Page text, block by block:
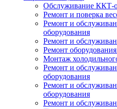
Обслуживание ККТ-
Ремонт и поверка
Ремонт и
оборудования
Ремонт и
Ремонт
Монтаж
Ремонт и
оборудования
Ремонт и
оборудования
Ремонт и